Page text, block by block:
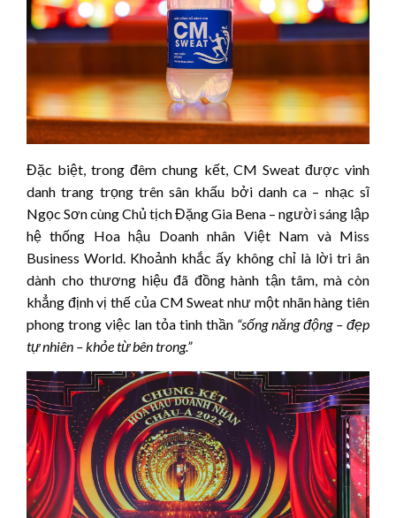
Đặc biệt, trong đêm chung kết, CM Sweat được vinh
danh trang trọng trên sân khấu bởi danh ca – nhạc sĩ
Ngọc Sơn cùng Chủ tịch Đặng Gia Bena – người sáng lập
hệ thống Hoa hậu Doanh nhân Việt Nam và Miss
Business World. Khoảnh khắc ấy không chỉ là lời tri ân
dành cho thương hiệu đã đồng hành tận tâm, mà còn
khẳng định vị thế của CM Sweat như một nhãn hàng tiên
phong trong việc lan tỏa tinh thần “sống năng động – đẹp
tự nhiên – khỏe từ bên trong.”